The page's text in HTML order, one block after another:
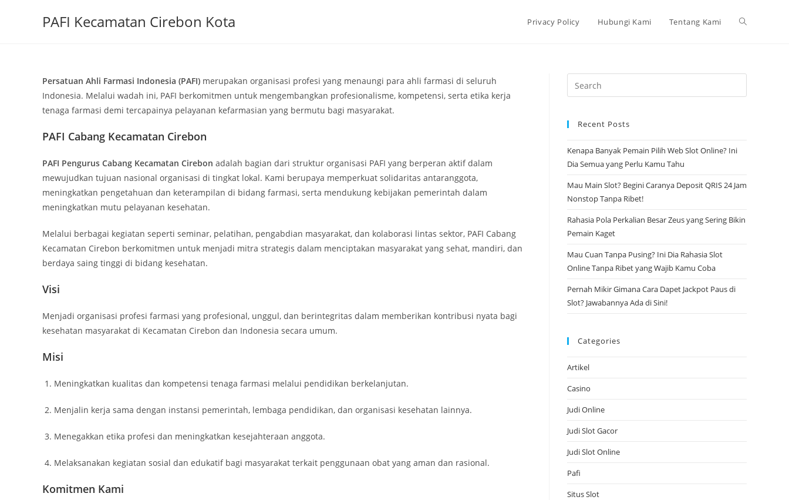
PAFI Kecamatan Cirebon Kota Privacy Policy Hubungi Kami Tentang Kami Toggle
Persatuan Ahli Farmasi Indonesia (PAFI) merupakan organisasi profesi yang menaungi para ahli farmasi di seluruh
Indonesia. Melalui wadah ini, PAFI berkomitmen untuk mengembangkan profesionalisme, kompetensi, serta etika kerja
tenaga farmasi demi tercapainya pelayanan kefarmasian yang bermutu bagi masyarakat.
PAFI Cabang Kecamatan Cirebon
PAFI Pengurus Cabang Kecamatan Cirebon adalah bagian dari struktur organisasi PAFI yang berperan aktif dalam
mewujudkan tujuan nasional organisasi di tingkat lokal. Kami berupaya memperkuat solidaritas antaranggota,
meningkatkan pengetahuan dan keterampilan di bidang farmasi, serta mendukung kebijakan pemerintah dalam
meningkatkan mutu pelayanan kesehatan.
Melalui berbagai kegiatan seperti seminar, pelatihan, pengabdian masyarakat, dan kolaborasi lintas sektor, PAFI Cabang
Kecamatan Cirebon berkomitmen untuk menjadi mitra strategis dalam menciptakan masyarakat yang sehat, mandiri, dan
berdaya saing tinggi di bidang kesehatan.
Visi
Menjadi organisasi profesi farmasi yang profesional, unggul, dan berintegritas dalam memberikan kontribusi nyata bagi
kesehatan masyarakat di Kecamatan Cirebon dan Indonesia secara umum.
Misi
Meningkatkan kualitas dan kompetensi tenaga farmasi melalui pendidikan berkelanjutan.
Menjalin kerja sama dengan instansi pemerintah, lembaga pendidikan, dan organisasi kesehatan lainnya.
Menegakkan etika profesi dan meningkatkan kesejahteraan anggota.
Melaksanakan kegiatan sosial dan edukatif bagi masyarakat terkait penggunaan obat yang aman dan rasional.
Komitmen Kami
Escape
Recent Posts
Kenapa Banyak Pemain Pilih Web Slot Online? Ini
Dia Semua yang Perlu Kamu Tahu
Mau Main Slot? Begini Caranya Deposit QRIS 24 Jam
Nonstop Tanpa Ribet!
Rahasia Pola Perkalian Besar Zeus yang Sering Bikin
Pemain Kaget
Mau Cuan Tanpa Pusing? Ini Dia Rahasia Slot
Online Tanpa Ribet yang Wajib Kamu Coba
Pernah Mikir Gimana Cara Dapet Jackpot Paus di
Slot? Jawabannya Ada di Sini!
Categories
Artikel
Casino
Judi Online
Judi Slot Gacor
Judi Slot Online
Pafi
Situs Slot